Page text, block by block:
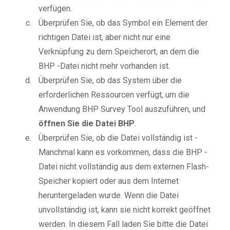
verfügen.
Überprüfen Sie, ob das Symbol ein Element der
richtigen Datei ist, aber nicht nur eine
Verknüpfung zu dem Speicherort, an dem die
BHP -Datei nicht mehr vorhanden ist.
Überprüfen Sie, ob das System über die
erforderlichen Ressourcen verfügt, um die
Anwendung BHP Survey Tool auszuführen, und
öffnen Sie die Datei BHP.
Überprüfen Sie, ob die Datei vollständig ist -
Manchmal kann es vorkommen, dass die BHP -
Datei nicht vollständig aus dem externen Flash-
Speicher kopiert oder aus dem Internet
heruntergeladen wurde. Wenn die Datei
unvollständig ist, kann sie nicht korrekt geöffnet
werden. In diesem Fall laden Sie bitte die Datei